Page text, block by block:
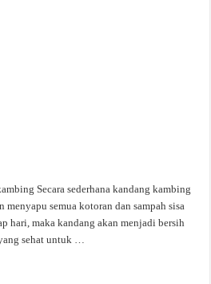
Secara sederhana kandang kambing
menyapu semua kotoran dan sampah sisa
hari, maka kandang akan menjadi bersih
sehat untuk …